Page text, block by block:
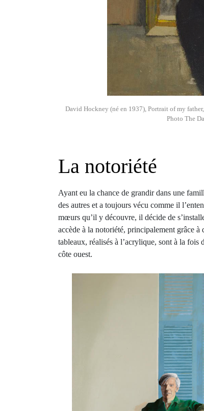
David Hockney (né en 1937), Portrait of my
Photo The
La notoriété
Ayant eu la chance de grandir dans une
des autres et a toujours vécu comme il
mœurs qu’il y découvre, il décide de
accède à la notoriété, principalement grâce à
tableaux, réalisés à l’acrylique, sont à la fois
côte ouest.